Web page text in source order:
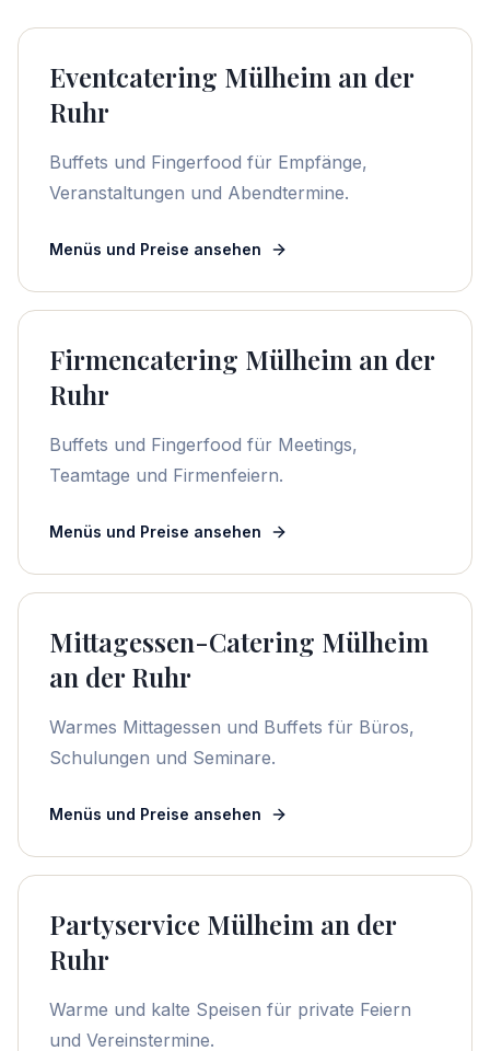
Eventcatering Mülheim an der
Ruhr
Buffets und Fingerfood für Empfänge,
Veranstaltungen und Abendtermine.
Menüs und Preise ansehen
Firmencatering Mülheim an der
Ruhr
Buffets und Fingerfood für Meetings,
Teamtage und Firmenfeiern.
Menüs und Preise ansehen
Mittagessen-Catering Mülheim
an der Ruhr
Warmes Mittagessen und Buffets für Büros,
Schulungen und Seminare.
Menüs und Preise ansehen
Partyservice Mülheim an der
Ruhr
Warme und kalte Speisen für private Feiern
und Vereinstermine.